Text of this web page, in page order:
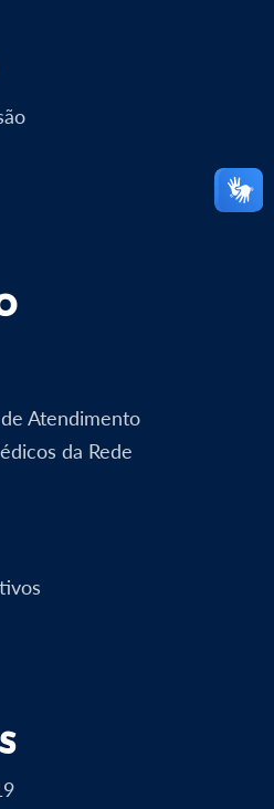
Atendimento
da Rede